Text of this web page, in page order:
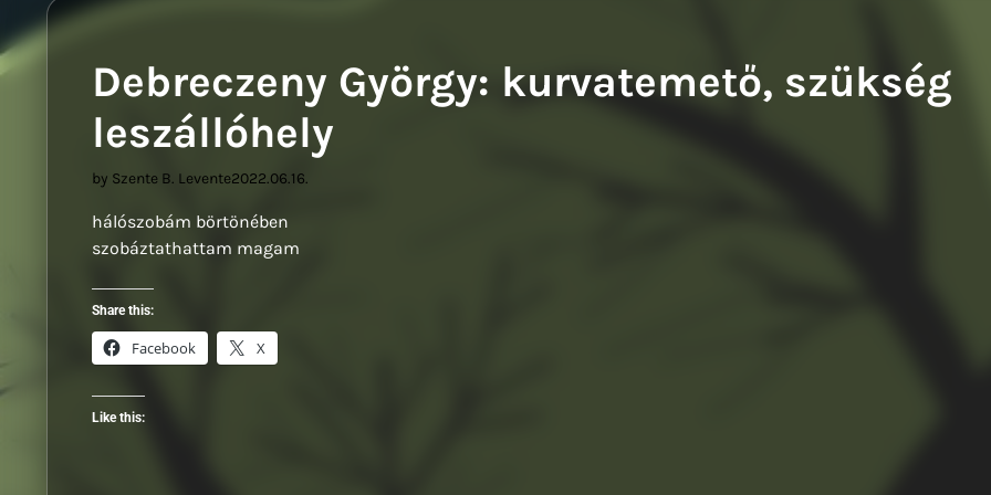
Debreczeny György: kurvatemető, szükség
leszállóhely
by Szente B. Levente2022.06.16.
hálószobám börtönében
szobáztathattam magam
Share this:
Facebook X
Like this: